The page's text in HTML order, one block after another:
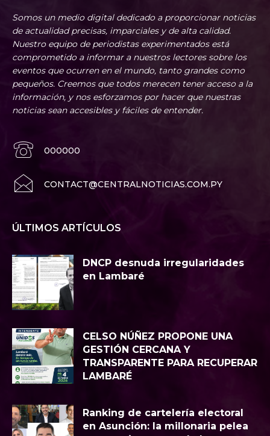
Somos un medio digital dedicado a proporcionar noticias
de actualidad precisas, imparciales y de alta calidad.
Nuestro equipo de periodistas experimentados está
comprometido a informar a nuestros lectores sobre los
eventos que ocurren en el mundo, tanto grandes como
pequeños. Creemos que todos merecen tener acceso a la
información, y nos esforzamos por hacer que nuestras
noticias sean accesibles y fáciles de entender.
000000
CONTACT@CENTRALNOTICIAS.COM.PY
ÚLTIMOS ARTÍCULOS
DNCP desnuda irregularidades
en Lambaré
CELSO NÚÑEZ PROPONE UNA
GESTIÓN CERCANA Y
TRANSPARENTE PARA RECUPERAR
LAMBARÉ
Ranking de cartelería electoral
en Asunción: la millonaria pelea